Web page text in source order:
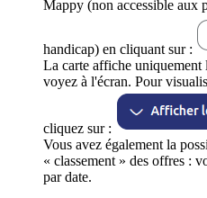
Mappy (non accessible aux
handicap) en cliquant sur :
La carte affiche
voyez à l'écran. Pour
cliquez sur :
Vous avez également la
« classement » des offres :
par date.